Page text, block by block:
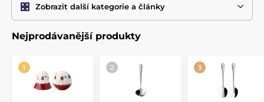
Zobrazit další kategorie a články
Nejprodávanější produkty